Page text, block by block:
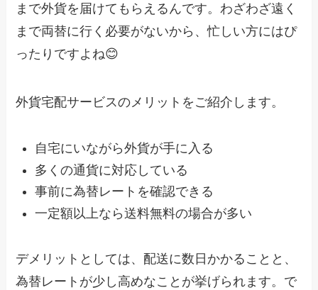
まで外貨を届けてもらえるんです。わざわざ遠く
まで両替に行く必要がないから、忙しい方にはぴ
ったりですよね😊
外貨宅配サービスのメリットをご紹介します。
自宅にいながら外貨が手に入る
多くの通貨に対応している
事前に為替レートを確認できる
一定額以上なら送料無料の場合が多い
デメリットとしては、配送に数日かかることと、
為替レートが少し高めなことが挙げられます。で